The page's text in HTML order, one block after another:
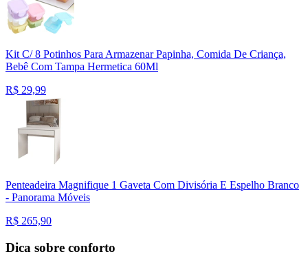
Kit C/ 8 Potinhos Para Armazenar Papinha, Comida De Criança,
Bebê Com Tampa Hermetica 60Ml
R$ 29,99
Penteadeira Magnifique 1 Gaveta Com Divisória E Espelho Branco
- Panorama Móveis
R$ 265,90
Dica sobre conforto